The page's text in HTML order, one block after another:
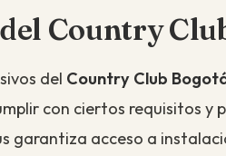
Country
del Country Club
con ciertos requisitos y
garantiza acceso a